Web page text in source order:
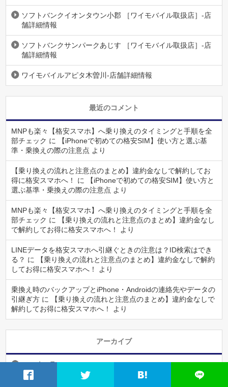
ソフトバンクイオンタウン小郡 ［ワイモバイル取扱店］-店
舗詳細情報
ソフトバンクサンパークあじす ［ワイモバイル取扱店］-店
舗詳細情報
ワイモバイルアピタ木曽川-店舗詳細情報
最近のコメント
MNPも楽々【格安スマホ】へ乗り換えのタイミングと手順を全
部チェック に
【iPhoneで初めての格安SIM】使い方と選ぶ基
準・乗換えの際の注意点 より
【乗り換えの流れと注意点のまとめ】違約金なしで解約してお
得に格安スマホへ！
に
【iPhoneで初めての格安SIM】使い方と
選ぶ基準・乗換えの際の注意点 より
MNPも楽々【格安スマホ】へ乗り換えのタイミングと手順を全
部チェック に
【乗り換えの流れと注意点のまとめ】違約金なし
で解約してお得に格安スマホへ！
より
LINEデータを格安スマホへ引継ぐときの注意は？ID検索はでき
る？ に
【乗り換えの流れと注意点のまとめ】違約金なしで解約
してお得に格安スマホへ！
より
乗換え時のバックアップとiPhone・Androidの連絡先やデータの
引継ぎ方 に
【乗り換えの流れと注意点のまとめ】違約金なしで
解約してお得に格安スマホへ！
より
アーカイブ
2022年5月